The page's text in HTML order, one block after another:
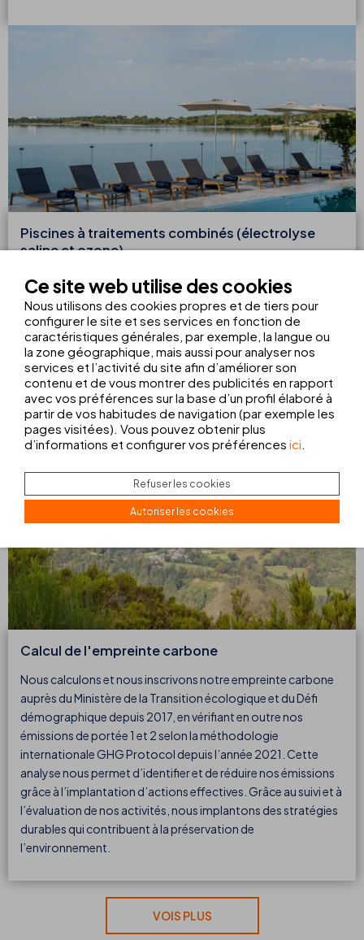
Piscines à traitements combinés (électrolyse
saline et ozone)
Nos piscines sont traitées à l’aide d’un système de
désinfection innovant et pionnier, beaucoup plus durable,
écologique et naturel : il ne produit pas de déchets et ne
cause pas d’allergies ni d’irritations. Ce choix renforce notre
engagement à l’égard de l’environnement et nous permet
d’offrir une expérience de baignade saine et respectueuse de
la nature grâce à la suppression de produits chimiques,
comme le chlore.
Calcul de l'empreinte carbone
Nous calculons et nous inscrivons notre empreinte carbone
auprès du Ministère de la Transition écologique et du Défi
démographique depuis 2017, en vérifiant en outre nos
émissions de portée 1 et 2 selon la méthodologie
internationale GHG Protocol depuis l’année 2021. Cette
analyse nous permet d’identifier et de réduire nos émissions
grâce à l’implantation d’actions effectives. Grâce au suivi et à
l’évaluation de nos activités, nous implantons des stratégies
durables qui contribuent à la préservation de
l’environnement.
VOIS PLUS
Ce site web utilise des cookies
Nous utilisons des cookies propres et de tiers pour
configurer le site et ses services en fonction de
caractéristiques générales, par exemple, la langue ou
la zone géographique, mais aussi pour analyser nos
services et l’activité du site afin d’améliorer son
contenu et de vous montrer des publicités en rapport
avec vos préférences sur la base d’un profil élaboré à
partir de vos habitudes de navigation (par exemple les
pages visitées). Vous pouvez obtenir plus
d’informations et configurer vos préférences ici
Refuser les cookies
Autoriser les cookies